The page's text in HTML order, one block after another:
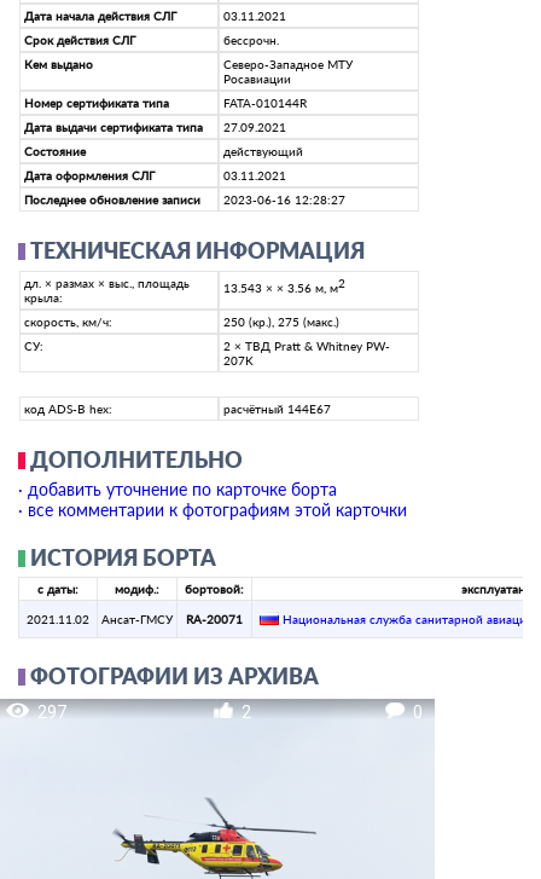
Дата начала действия СЛГ
03.11.2021
Срок действия СЛГ
бессрочн.
Кем выдано
Северо-Западное МТУ
Росавиации
Номер сертификата типа
FATA-010144R
Дата выдачи сертификата типа
27.09.2021
Состояние
действующий
Дата оформления СЛГ
03.11.2021
Последнее обновление записи
2023-06-16 12:28:27
ТЕХНИЧЕСКАЯ ИНФОРМАЦИЯ
дл. × размах × выс., площадь
крыла:
13.543 × × 3.56 м, м2
скорость, км/ч:
250 (кр.), 275 (макс.)
СУ:
2 × ТВД Pratt & Whitney РW-
207K
код ADS-B hex: расчётный 144E67
ДОПОЛНИТЕЛЬНО
· добавить уточнение по карточке борта
· все комментарии к фотографиям этой карточки
ИСТОРИЯ БОРТА
с даты: модиф.: бортовой: эксплуатант:
2021.11.02 Ансат-ГМСУ RA-20071 Национальная служба санитарной авиации
ФОТОГРАФИИ ИЗ АРХИВА
297 2 0